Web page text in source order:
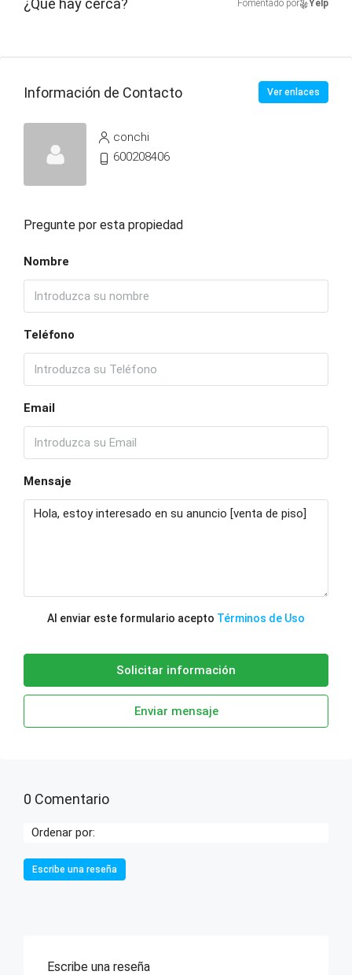
¿Qué hay cerca? Fomentado por Yelp
Información de Contacto Ver enlaces
conchi
600208406
Pregunte por esta propiedad
Nombre
Teléfono
Email
Mensaje
Al enviar este formulario acepto Términos de Uso
Solicitar información
Enviar mensaje
0 Comentario
Ordenar por:
Escribe una reseña
Escribe una reseña